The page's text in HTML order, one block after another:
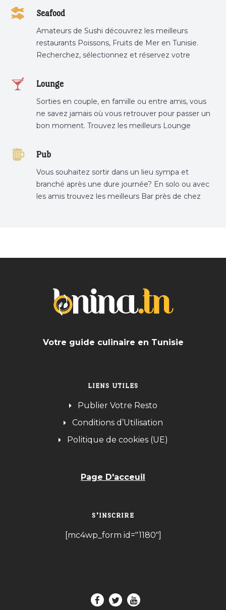
tunis, pâtisserie sousse .
Seafood
Amateurs de Sushi découvrez les meilleurs
restaurants Poissons, Fruits de Mer en Tunisie.
Recherchez, sélectionnez et réservez votre
Lounge
Sorties en couple, en famille ou entre amis, vous
ne savez jamais où vous retrouver pour passer un
bon moment. Trouvez les meilleurs Lounge
Pub
Vous souhaitez sortir dans un lieu sympa et
branché après une dure journée? En solo ou avec
les amis trouvez les meilleurs Bar près de chez
Votre guide culinaire en Tunisie
LIENS UTILES
Publier Votre Resto
Conditions d’Utilisation
Politique de cookies (UE)
Page D'acceuil
S’INSCRIRE
[mc4wp_form id="1180"]